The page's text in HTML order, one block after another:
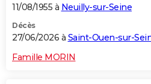
11/08/1955 à Neuilly-sur-Seine
Décès
27/06/2026 à Saint-Ouen-sur-
Famille MORIN